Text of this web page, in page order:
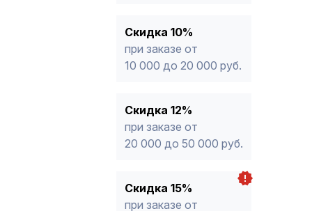
Скидка 10%
при заказе от
10 000 до 20 000 руб.
Скидка 12%
при заказе от
20 000 до 50 000 руб.
Скидка 15%
при заказе от